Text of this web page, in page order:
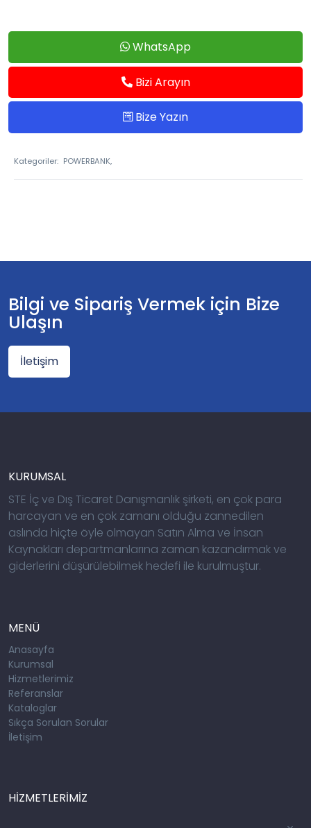
WhatsApp
Bizi Arayın
Bize Yazın
Kategoriler: POWERBANK,
Bilgi ve Sipariş Vermek için Bize
Ulaşın
İletişim
KURUMSAL
STE İç ve Dış Ticaret Danışmanlık şirketi, en çok para
harcayan ve en çok zamanı olduğu zannedilen
aslında hiçte öyle olmayan Satın Alma ve İnsan
Kaynakları departmanlarına zaman kazandırmak ve
giderlerini düşürülebilmek hedefi ile kurulmuştur.
MENÜ
Anasayfa
Kurumsal
Hizmetlerimiz
Referanslar
Kataloglar
Sıkça Sorulan Sorular
İletişim
HİZMETLERİMİZ